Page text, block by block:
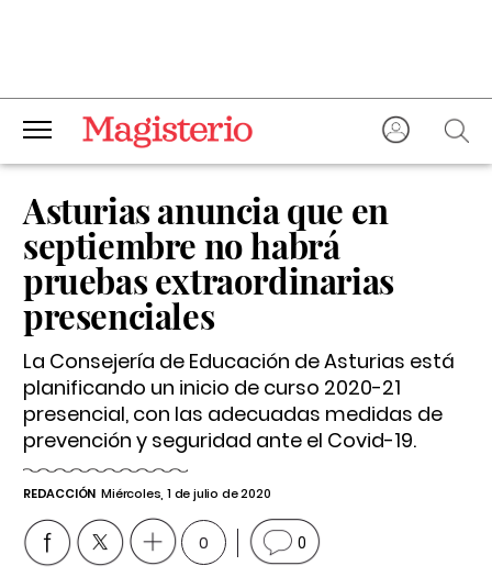
Asturias anuncia que en
septiembre no habrá
pruebas extraordinarias
presenciales
La Consejería de Educación de Asturias está
planificando un inicio de curso 2020-21
presencial, con las adecuadas medidas de
prevención y seguridad ante el Covid-19.
REDACCIÓN Miércoles, 1 de julio de 2020
0 0